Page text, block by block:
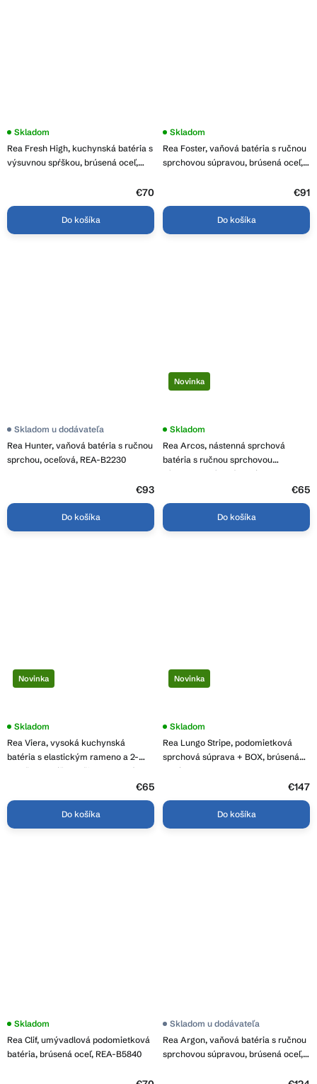
Rea Fresh High, kuchynská batéria s
výsuvnou spŕškou, brúsená oceľ,
Skladom
€70
Do košíka
Rea Foster, vaňová batéria s ručnou
sprchovou súpravou, brúsená oceľ,
Skladom
€91
Do košíka
Rea Hunter, vaňová batéria s ručnou
sprchou, oceľová, REA-B2230
Skladom u dodávateľa
€93
Do košíka
Novinka
Rea Arcos, nástenná sprchová
batéria s ručnou sprchovou
súpravou, brúsená oceľ, REA-B6590
Skladom
€65
Do košíka
Novinka
Rea Viera, vysoká kuchynská
batéria s elastickým rameno a 2-
funkčnou spŕškou, čierna matná-
Skladom
€65
Do košíka
Novinka
Rea Lungo Stripe, podomietková
sprchová súprava + BOX, brúsená
oceľ, REA-P9493
Skladom
€147
Do košíka
Rea Clif, umývadlová podomietková
batéria, brúsená oceľ, REA-B5840
Skladom
Rea Argon, vaňová batéria s ručnou
sprchovou súpravou, brúsená oceľ,
Skladom u dodávateľa